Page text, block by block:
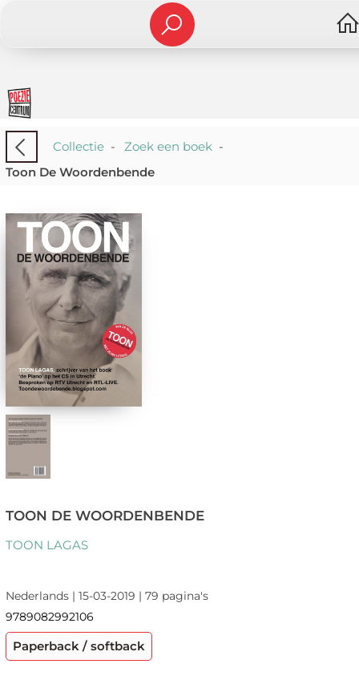
Collectie- Zoek een boek-
Toon De Woordenbende
TOON DE WOORDENBENDE
TOON LAGAS
Nederlands | 15-03-2019 | 79 pagina's
9789082992106
Paperback / softback